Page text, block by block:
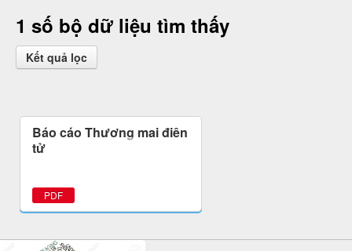
1 số bộ dữ liệu tìm thấy
Kết quả lọc
Báo cáo Thương mại điện
tử
PDF